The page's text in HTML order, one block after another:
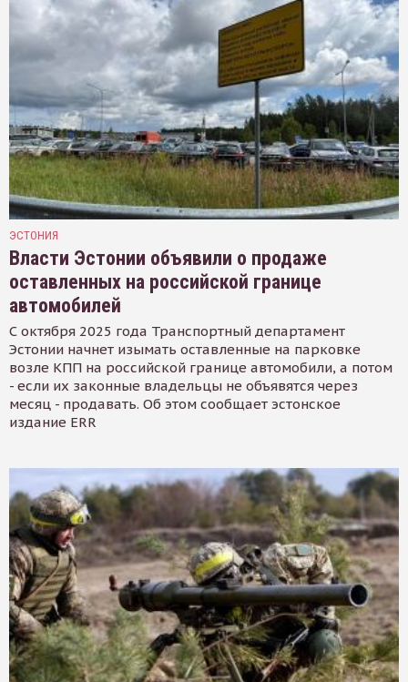
ЭСТОНИЯ
Власти Эстонии объявили о продаже
оставленных на российской границе
автомобилей
С октября 2025 года Транспортный департамент
Эстонии начнет изымать оставленные на парковке
возле КПП на российской границе автомобили, а потом
- если их законные владельцы не объявятся через
месяц - продавать. Об этом сообщает эстонское
издание ERR